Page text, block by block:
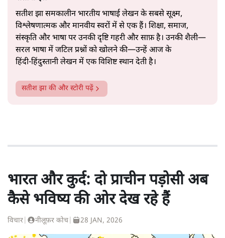
सतीश झा समकालीन भारतीय भाषाई लेखन के सबसे सूक्ष्म,
विश्लेषणात्मक और मानवीय स्वरों में से एक हैं। शिक्षा, समाज,
संस्कृति और भाषा पर उनकी दृष्टि गहरी और साफ़ है। उनकी शैली—
सरल भाषा में जटिल प्रश्नों को खोलने की—उन्हें आज के
हिंदी‑हिंदुस्तानी लेखन में एक विशिष्ट स्थान देती है।
सतीश झा की और स्टोरी पढ़ें
भारत और कुर्द: दो प्राचीन पड़ोसी अब
कैसे भविष्य की ओर देख रहे हैं
विचार नीलूफ़र कोच 28 JAN, 2026